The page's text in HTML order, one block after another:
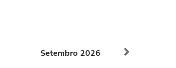
Setembro 2026